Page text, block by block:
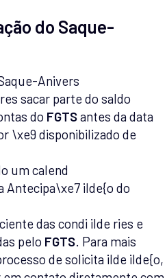
do Saque-
Anivers
sacar parte do saldo
do FGTSantes da data
\xe9 disponibilizado de
um calend
Antecipa\xe7 ilde{o do
das condi ilde ries e
pelo FGTS. Para mais
de solicita ilde ilde{o,